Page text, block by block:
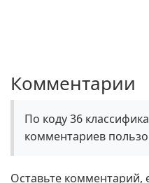
Комментарии
По коду 36
комментариев
Оставьте комментарий,